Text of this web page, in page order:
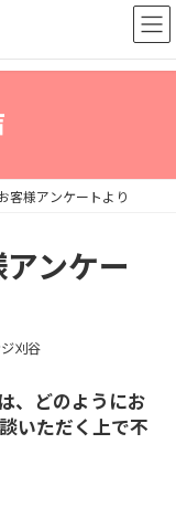
客様アンケートより
ンケー
刈谷
、どのようにお
いただく上で不